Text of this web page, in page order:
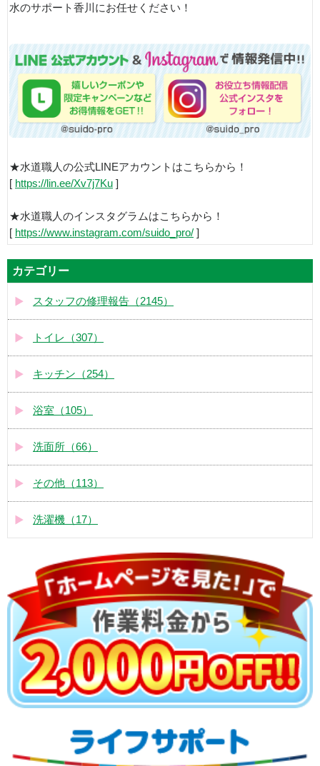
水のサポート香川にお任せください！
★水道職人の公式LINEアカウントはこちらから！
[ https://lin.ee/Xv7j7Ku ]
★水道職人のインスタグラムはこちらから！
[ https://www.instagram.com/suido_pro/ ]
カテゴリー
スタッフの修理報告（2145）
トイレ（307）
キッチン（254）
浴室（105）
洗面所（66）
その他（113）
洗濯機（17）